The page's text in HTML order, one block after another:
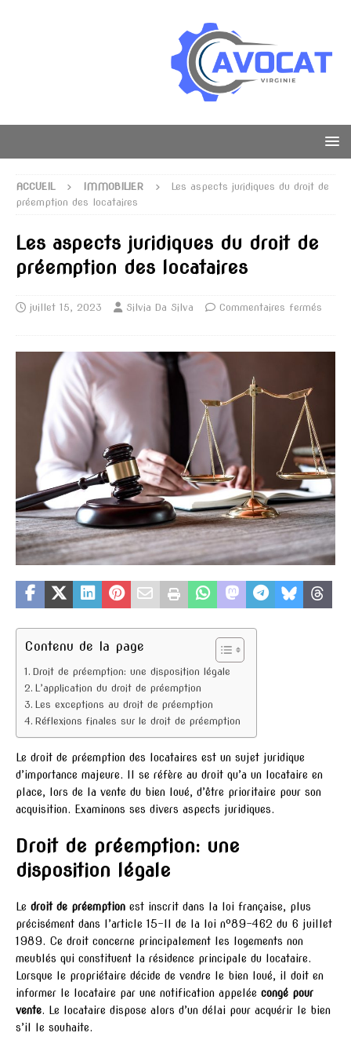
ACCUEIL IMMOBILIER
Les aspects juridiques du droit de
préemption des locataires
Les aspects juridiques du droit de
préemption des locataires
juillet 15, 2023 Silvia Da Silva Commentaires fermés
Contenu de la page
Droit de préemption: une disposition légale
L’application du droit de préemption
Les exceptions au droit de préemption
Réflexions finales sur le droit de préemption
Le droit de préemption des locataires est un sujet juridique
d’importance majeure. Il se réfère au droit qu’a un locataire en
place, lors de la vente du bien loué, d’être prioritaire pour son
acquisition. Examinons ses divers aspects juridiques.
Droit de préemption: une
disposition légale
Le droit de préemption est inscrit dans la loi française, plus
précisément dans l’article 15-II de la loi n°89-462 du 6 juillet
1989. Ce droit concerne principalement les logements non
meublés qui constituent la résidence principale du locataire.
Lorsque le propriétaire décide de vendre le bien loué, il doit en
informer le locataire par une notification appelée congé pour
vente. Le locataire dispose alors d’un délai pour acquérir le bien
s’il le souhaite.